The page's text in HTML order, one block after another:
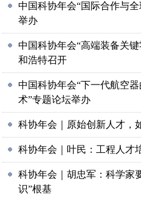
中国科协年会“国际合作与
举办
中国科协年会“高端装备关
和浩特召开
中国科协年会“下一代航空
术”专题论坛举办
科协年会｜原始创新人才，
科协年会｜叶民：工程人才
科协年会｜胡忠军：科学家
识”根基